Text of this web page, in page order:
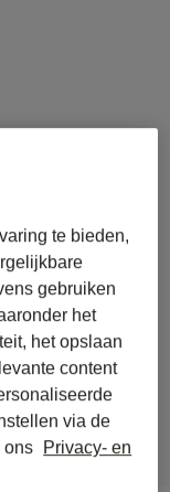
AI-
te bieden,
gebruiken
het
het opslaan
content
via de
ons
Privacy- en